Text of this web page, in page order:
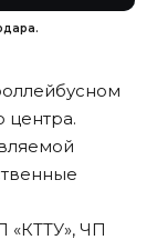
центра.
ЧП